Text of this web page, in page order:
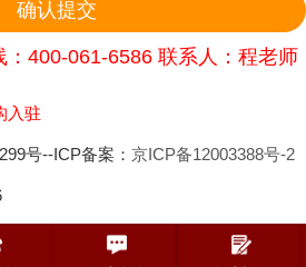
400-061-6586 联系人：程老师
入驻
号--ICP备案： 京ICP备12003388号-2